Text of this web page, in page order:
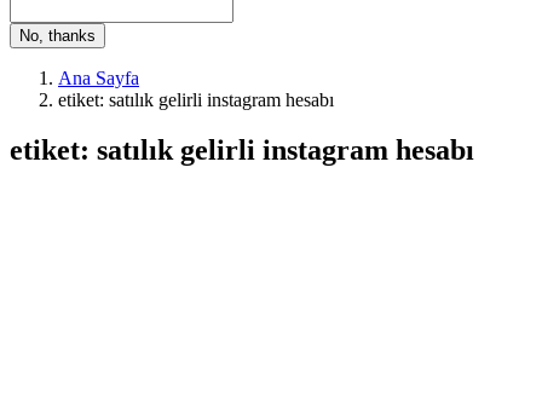
No, thanks
Ana Sayfa
etiket: satılık gelirli instagram hesabı
etiket: satılık gelirli instagram hesabı